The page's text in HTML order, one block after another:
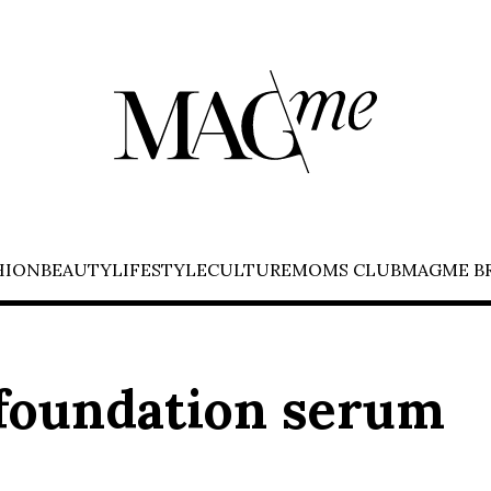
BEAUTYLIFESTYLECULTUREMOMS CLUBMAGME
serum